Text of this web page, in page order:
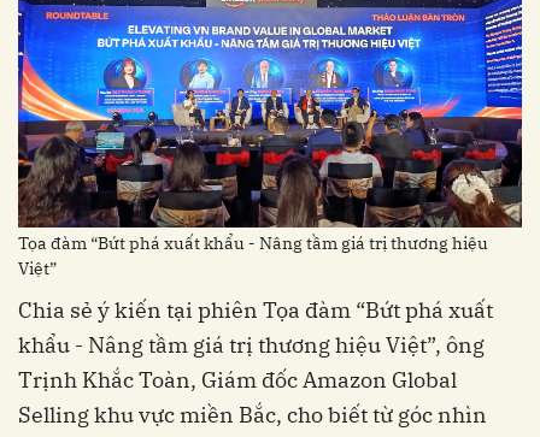
Tọa đàm “Bứt phá xuất khẩu - Nâng tầm giá trị thương hiệu
Việt”
Chia sẻ ý kiến tại phiên Tọa đàm “Bứt phá xuất
khẩu - Nâng tầm giá trị thương hiệu Việt”, ông
Trịnh Khắc Toàn, Giám đốc Amazon Global
Selling khu vực miền Bắc, cho biết từ góc nhìn